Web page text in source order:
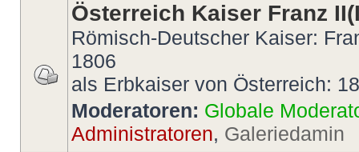
Österreich Kaiser Franz
Römisch-Deutscher Kaiser:
1806
als Erbkaiser von Österreich:
Moderatoren: Globale
Administratoren, Galeriedamin